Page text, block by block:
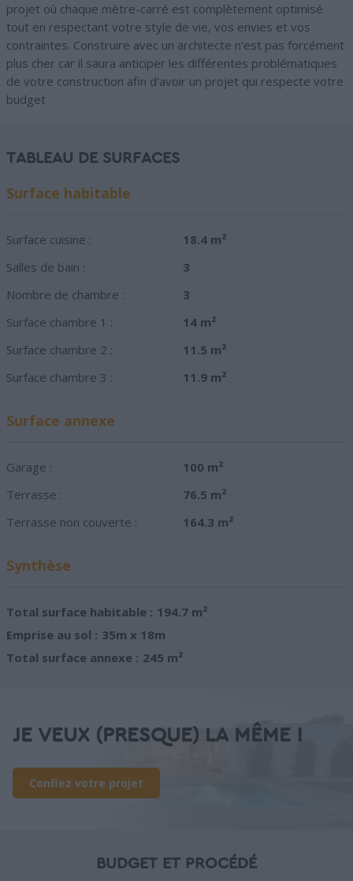
projet où chaque mètre-carré est complètement optimisé
tout en respectant votre style de vie, vos envies et vos
contraintes. Construire avec un architecte n'est pas forcément
plus cher car il saura anticiper les différentes problématiques
de votre construction afin d'avoir un projet qui respecte votre
budget
TABLEAU DE SURFACES
Surface habitable
Surface cuisine :
18.4 m²
Salles de bain :
3
Nombre de chambre :
3
Surface chambre 1 :
14 m²
Surface chambre 2 :
11.5 m²
Surface chambre 3 :
11.9 m²
Surface annexe
Garage :
100 m²
Terrasse :
76.5 m²
Terrasse non couverte :
164.3 m²
Synthèse
Total surface habitable : 194.7 m²
Emprise au sol : 35m x 18m
Total surface annexe : 245 m²
JE VEUX (PRESQUE) LA MÊME !
Confiez votre projet
BUDGET ET PROCÉDÉ